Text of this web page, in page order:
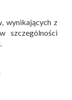
wynikających z
szczególności